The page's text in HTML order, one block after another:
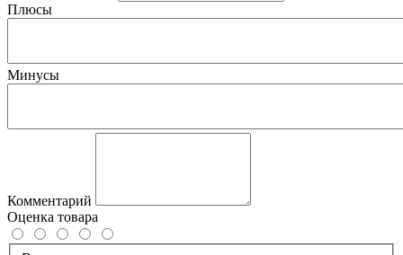
Плюсы
Минусы
Комментарий
Оценка товара